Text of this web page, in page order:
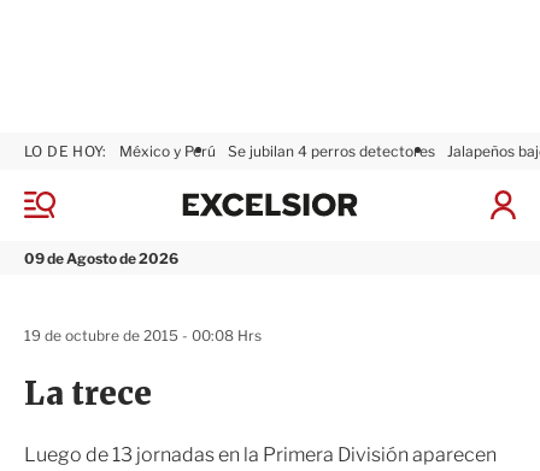
M
n
09 de Agosto de 2026
LO DE HOY: México y Perú Se jubilan 4 perros detectores Jalapeños
I
x
La trece
Luego de 13 jornadas en la Primera División aparecen
19 de octubre de 2015 - 00:08 Hrs